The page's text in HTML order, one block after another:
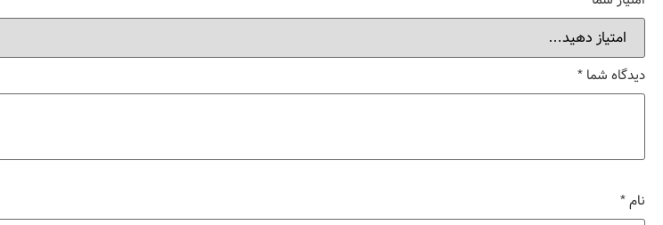
دیدگاه شما *
نام*